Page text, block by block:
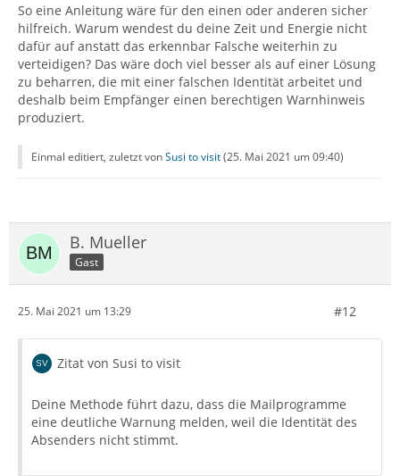
So eine Anleitung wäre für den einen oder anderen sicher
hilfreich. Warum wendest du deine Zeit und Energie nicht
dafür auf anstatt das erkennbar Falsche weiterhin zu
verteidigen? Das wäre doch viel besser als auf einer Lösung
zu beharren, die mit einer falschen Identität arbeitet und
deshalb beim Empfänger einen berechtigen Warnhinweis
produziert.
Einmal editiert, zuletzt vonSusi to visit(25. Mai 2021 um 09:40)
B. Mueller
Gast
25. Mai 2021 um 13:29 #12
Zitat von Susi to visit
Deine Methode führt dazu, dass die Mailprogramme
eine deutliche Warnung melden, weil die Identität des
Absenders nicht stimmt.